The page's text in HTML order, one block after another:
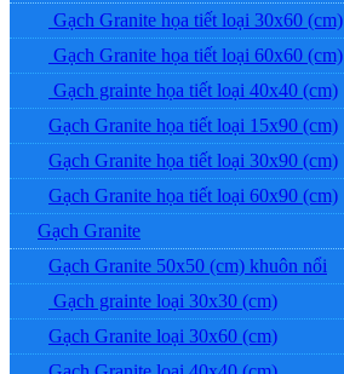
Gạch Granite họa tiết loại 30x60 (cm)
Gạch Granite họa tiết loại 60x60 (cm)
Gạch grainte họa tiết loại 40x40 (cm)
Gạch Granite họa tiết loại 15x90 (cm)
Gạch Granite họa tiết loại 30x90 (cm)
Gạch Granite họa tiết loại 60x90 (cm)
Gạch Granite
Gạch Granite 50x50 (cm) khuôn nổi
Gạch grainte loại 30x30 (cm)
Gạch Granite loại 30x60 (cm)